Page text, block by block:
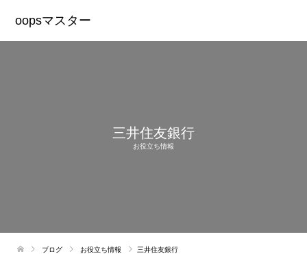
oopsマスター
三井住友銀行
お役立ち情報
ブログ お役立ち情報 三井住友銀行